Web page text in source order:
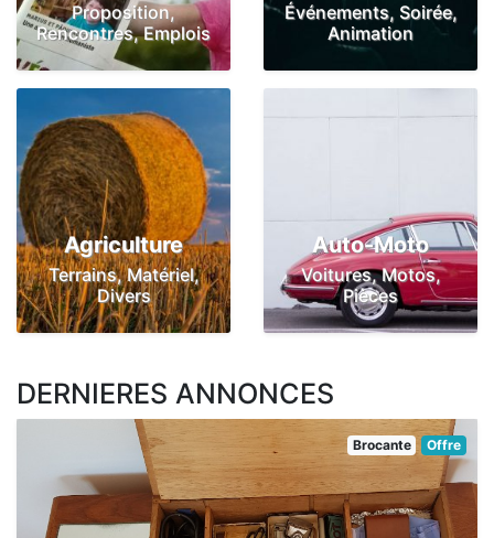
Proposition,
Rencontres, Emplois
Événements, Soirée,
Animation
Agriculture
Terrains, Matériel,
Divers
Auto-Moto
Voitures, Motos,
Pièces
DERNIERES ANNONCES
Brocante Offre